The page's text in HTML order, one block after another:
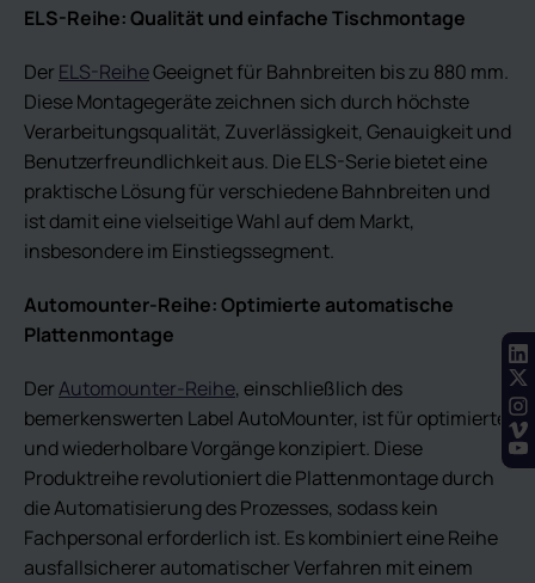
ELS-Reihe: Qualität und einfache Tischmontage
Der ELS-ReiheGeeignet für Bahnbreiten bis zu 880 mm.
Diese Montagegeräte zeichnen sich durch höchste
Verarbeitungsqualität, Zuverlässigkeit, Genauigkeit und
Benutzerfreundlichkeit aus. Die ELS-Serie bietet eine
praktische Lösung für verschiedene Bahnbreiten und
ist damit eine vielseitige Wahl auf dem Markt,
insbesondere im Einstiegssegment.
Automounter-Reihe: Optimierte automatische
Plattenmontage
DerAutomounter-Reihe, einschließlich des
bemerkenswerten Label AutoMounter, ist für optimierte
und wiederholbare Vorgänge konzipiert. Diese
Produktreihe revolutioniert die Plattenmontage durch
die Automatisierung des Prozesses, sodass kein
Fachpersonal erforderlich ist. Es kombiniert eine Reihe
ausfallsicherer automatischer Verfahren mit einem